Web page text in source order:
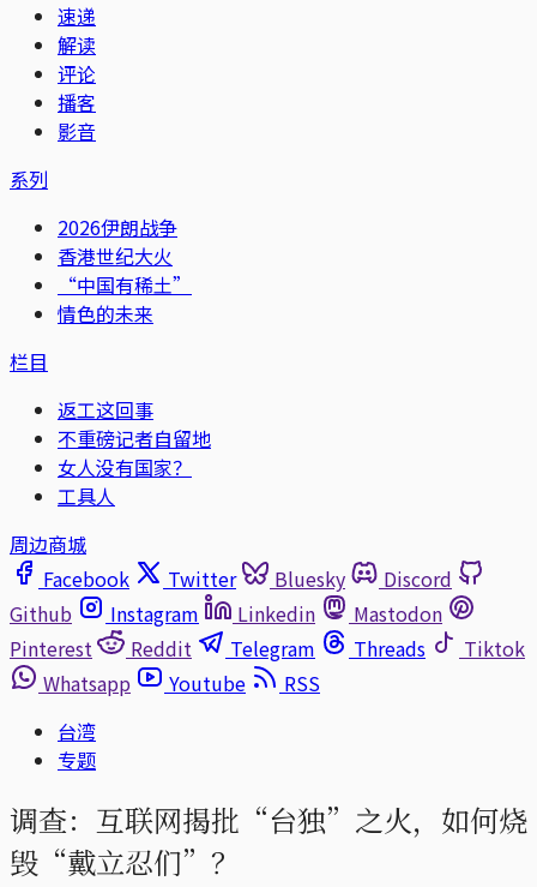
速递
解读
评论
播客
影音
系列
2026伊朗战争
香港世纪大火
“中国有稀土”
情色的未来
栏目
返工这回事
不重磅记者自留地
女人没有国家？
工具人
周边商城
Facebook
Twitter Bluesky
Discord
Github
Instagram Linkedin
Mastodon
Pinterest
Reddit Telegram Threads
Tiktok
Whatsapp
Youtube
RSS
台湾
专题
调查：互联网揭批“台独”之火，如何烧
毁“戴立忍们”？